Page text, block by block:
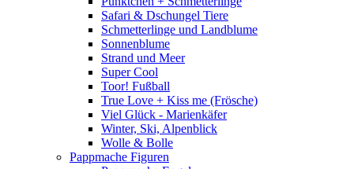
Safari & Dschungel Tiere
Schmetterlinge und Landblume
Sonnenblume
Strand und Meer
Super Cool
Toor! Fußball
True Love + Kiss me (Frösche)
Viel Glück - Marienkäfer
Winter, Ski, Alpenblick
Wolle & Bolle
Pappmache Figuren